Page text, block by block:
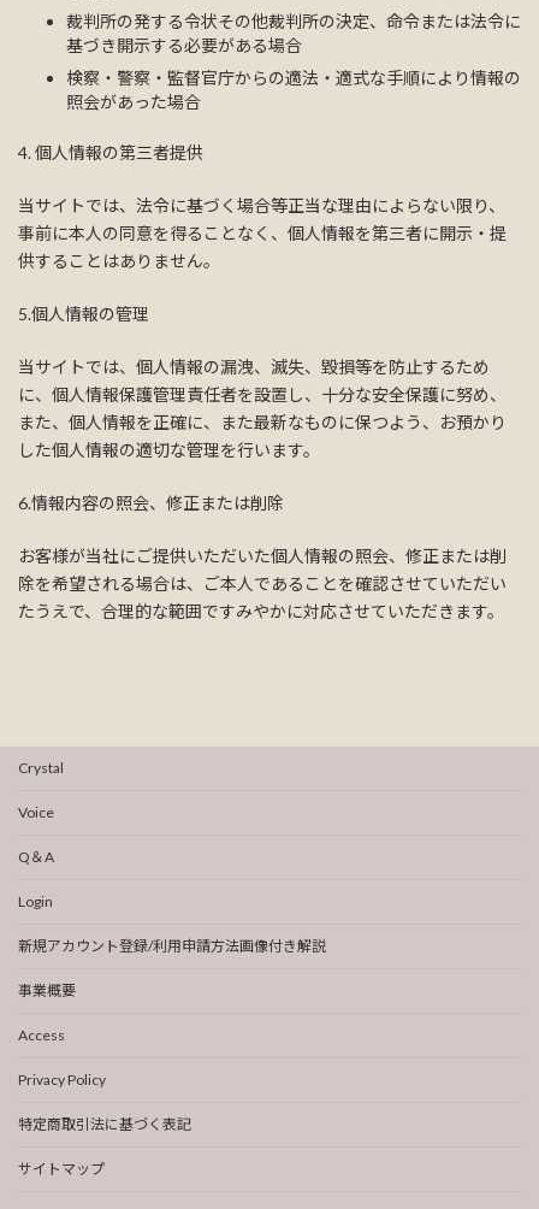
裁判所の発する令状その他裁判所の決定、命令または法令に
基づき開示する必要がある場合
検察・警察・監督官庁からの適法・適式な手順により情報の
照会があった場合
4. 個人情報の第三者提供
当サイトでは、法令に基づく場合等正当な理由によらない限り、
事前に本人の同意を得ることなく、個人情報を第三者に開示・提
供することはありません。
5.個人情報の管理
当サイトでは、個人情報の漏洩、滅失、毀損等を防止するため
に、個人情報保護管理責任者を設置し、十分な安全保護に努め、
また、個人情報を正確に、また最新なものに保つよう、お預かり
した個人情報の適切な管理を行います。
6.情報内容の照会、修正または削除
お客様が当社にご提供いただいた個人情報の照会、修正または削
除を希望される場合は、ご本人であることを確認させていただい
たうえで、合理的な範囲ですみやかに対応させていただきます。
Crystal
Voice
Q＆A
Login
新規アカウント登録/利用申請方法画像付き解説
事業概要
Access
Privacy Policy
特定商取引法に基づく表記
サイトマップ